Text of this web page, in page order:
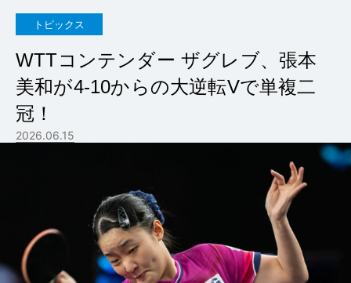
トピックス
WTTコンテンダー ザグレブ、張本
美和が4-10からの大逆転Vで単複二
冠！
2026.06.15